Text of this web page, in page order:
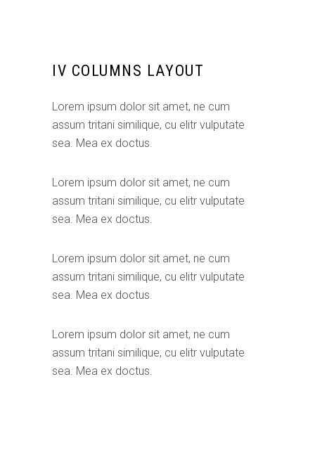
IV COLUMNS LAYOUT
Lorem ipsum dolor sit amet, ne cum
assum tritani similique, cu elitr vulputate
sea. Mea ex doctus.
Lorem ipsum dolor sit amet, ne cum
assum tritani similique, cu elitr vulputate
sea. Mea ex doctus.
Lorem ipsum dolor sit amet, ne cum
assum tritani similique, cu elitr vulputate
sea. Mea ex doctus.
Lorem ipsum dolor sit amet, ne cum
assum tritani similique, cu elitr vulputate
sea. Mea ex doctus.